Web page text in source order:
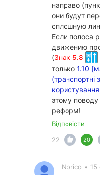
направо
они будут
сплошную
Если полоса
движению
(Знак 5.8
только 1.10
(транспортні
этому поводу
реформ!
Відповісти
22
20
Norico • 15